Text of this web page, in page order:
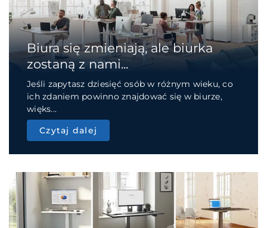
Biura się zmieniają, ale biurka
zostaną z nami...
Jeśli zapytasz dziesięć osób w różnym wieku, co
ich zdaniem powinno znajdować się w biurze,
więks...
Czytaj dalej